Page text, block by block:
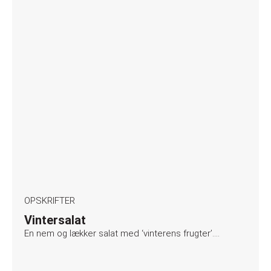
OPSKRIFTER
Vintersalat
En nem og lækker salat med ‘vinterens frugter’….